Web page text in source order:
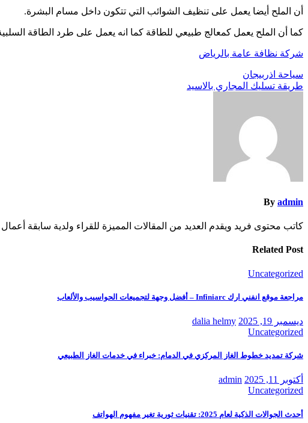
أن الملح أيضا يعمل على تنظيف الشوائب التي تتكون داخل مسام البشرة.
كما أن الملح يعمل كمعالج طبيعي للطاقة كما انه يعمل على طرد الطاقة
شركة نظافة عامة بالرياض
تصفّح
المقالات
سياحة اذربيجان
طريقة تسليك المجاري بالاسيد
By admin
كاتب محتوى فريد ويقدم العديد من المقالات المميزة للقراء ولدية سابقة
Related Post
Uncategorized
مراجعة موقع انفني ارك Infiniarc – أفضل وجهة لتجميعات الحواسيب والألعاب
ديسمبر 19, 2025
dalia helmy
Uncategorized
شركة تمديد خطوط الغاز المركزي في الدمام: خبراء في خدمات الغاز الطبيعي
أكتوبر 11, 2025
admin
Uncategorized
أحدث الجوالات الذكية لعام 2025: تقنيات ثورية تغير مفهوم الهواتف